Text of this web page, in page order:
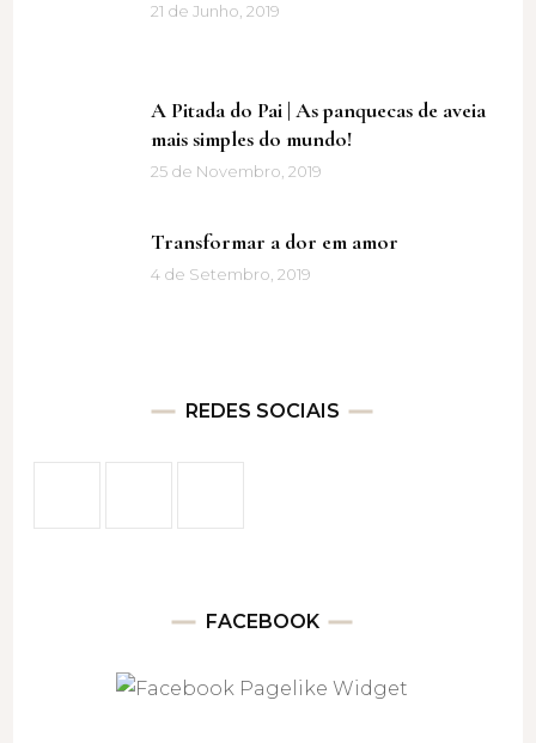
21 de Junho, 2019
A Pitada do Pai | As panquecas de aveia
mais simples do mundo!
25 de Novembro, 2019
Transformar a dor em amor
4 de Setembro, 2019
REDES SOCIAIS
FACEBOOK